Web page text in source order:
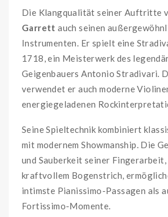
Die Klangqualität seiner Auftritte
Garrett auch seinen
Instrumenten. Er spielt eine
1718, ein Meisterwerk des
Geigenbauers Antonio Stradivari.
verwendet er auch moderne
energiegeladenen
Seine Spieltechnik kombiniert
mit modernem Showmanship. Die
und Sauberkeit seiner
kraftvollem Bogenstrich,
intimste Pianissimo-Passagen als
Fortissimo-Momente.